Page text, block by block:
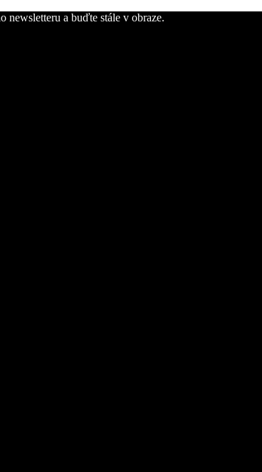
newsletteru a buďte stále v obraze.